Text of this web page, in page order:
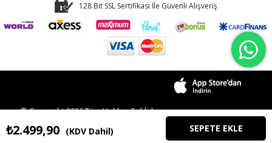
Pamuklu
₺2.499,90 (KDV Dahil)
128 Bit SSL Sertifikası İle Güvenli Alışveriş
© Copyright 2026 Tüm Hakları Saklıdır.